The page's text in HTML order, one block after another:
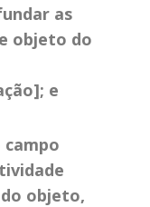
as
objeto do
e
objeto,